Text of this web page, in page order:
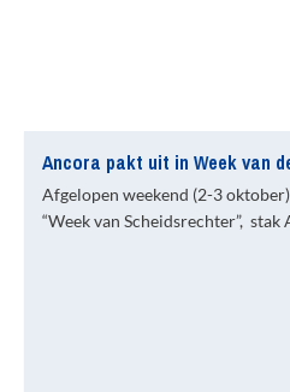
Ancora pakt uit in Week van
Afgelopen weekend (2-3
“Week van Scheidsrechter”,